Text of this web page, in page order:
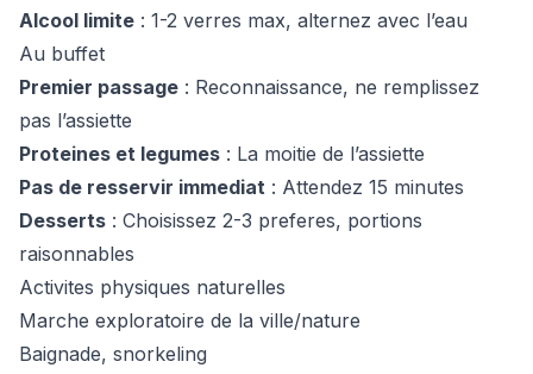
Alcool limite : 1-2 verres max, alternez avec l’eau
Au buffet
Premier passage : Reconnaissance, ne remplissez
pas l’assiette
Proteines et legumes : La moitie de l’assiette
Pas de resservir immediat : Attendez 15 minutes
Desserts : Choisissez 2-3 preferes, portions
raisonnables
Activites physiques naturelles
Marche exploratoire de la ville/nature
Baignade, snorkeling